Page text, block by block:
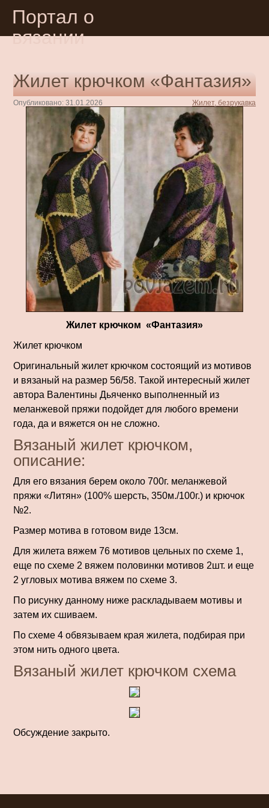
Портал о
вязании
Жилет крючком «Фантазия»
Опубликовано: 31.01.2026 Жилет, безрукавка
Жилет крючком «Фантазия»
Жилет крючком
Оригинальный жилет крючком состоящий из мотивов
и вязаный на размер 56/58. Такой интересный жилет
автора Валентины Дьяченко выполненный из
меланжевой пряжи подойдет для любого времени
года, да и вяжется он не сложно.
Вязаный жилет крючком,
описание:
Для его вязания берем около 700г. меланжевой
пряжи «Литян» (100% шерсть, 350м./100г.) и крючок
№2.
Размер мотива в готовом виде 13см.
Для жилета вяжем 76 мотивов цельных по схеме 1,
еще по схеме 2 вяжем половинки мотивов 2шт. и еще
2 угловых мотива вяжем по схеме 3.
По рисунку данному ниже раскладываем мотивы и
затем их сшиваем.
По схеме 4 обвязываем края жилета, подбирая при
этом нить одного цвета.
Вязаный жилет крючком схема
Обсуждение закрыто.